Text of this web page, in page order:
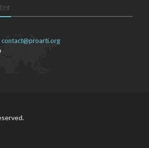
contact@proarti.org